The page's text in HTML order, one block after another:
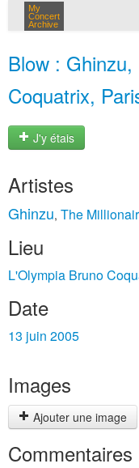
My
Concert
Archive
Blow :
Coquatrix,
J'y étais
Artistes
Ghinzu, The
Lieu
L'Olympia Bruno
Date
13 juin 2005
Images
Ajouter une image
Commentaires